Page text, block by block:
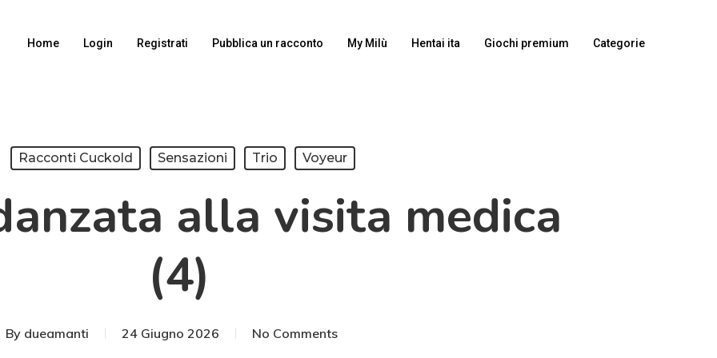
Home Login Registrati Pubblica un racconto My Milù Hentai ita Giochi premium Categorie
Racconti Cuckold Sensazioni Trio Voyeur
alla visita medica
(4)
By dueamanti 24 Giugno 2026 No Comments